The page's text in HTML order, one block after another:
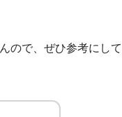
ので、ぜひ参考にして